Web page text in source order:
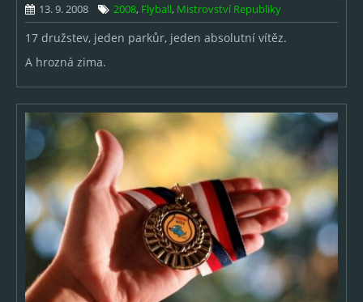
13. 9. 2008 2008, Flyball, Mistrovství Republiky
17 družstev, jeden parkůr, jeden absolutní vítěz.
A hrozná zima.